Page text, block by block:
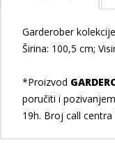
Garderober
Širina: 100,5 cm;
*Proizvod
poručiti i
19h. Broj call centra